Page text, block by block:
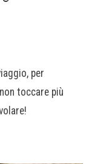
per
toccare più